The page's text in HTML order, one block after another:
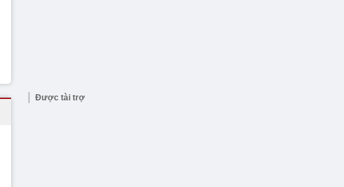
Được tài trợ